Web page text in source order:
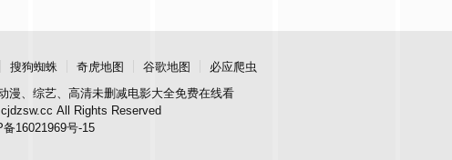
搜狗蜘蛛 奇虎地图 谷歌地图
必应爬虫
漫、综艺、高清未删减电影大全免费在线看
All Rights Reserved
备16021969号-15